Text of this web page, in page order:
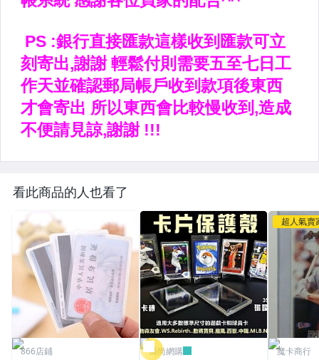
看此商品的人也看了
866店鋪 喬尚網購
超人氣賣
魔卡商行